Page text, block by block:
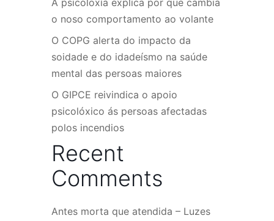
A psicoloxía explica por que cambia
o noso comportamento ao volante
O COPG alerta do impacto da
soidade e do idadeísmo na saúde
mental das persoas maiores
O GIPCE reivindica o apoio
psicolóxico ás persoas afectadas
polos incendios
Recent
Comments
Antes morta que atendida – Luzes